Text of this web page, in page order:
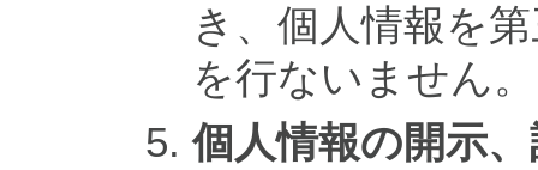
き、個人情報を
を行ないません。
個人情報の開示